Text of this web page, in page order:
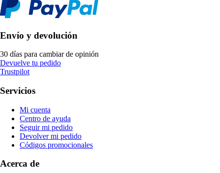
Envío y devolución
30 días para cambiar de opinión
Devuelve tu pedido
Trustpilot
Servicios
Mi cuenta
Centro de ayuda
Seguir mi pedido
Devolver mi pedido
Códigos promocionales
Acerca de